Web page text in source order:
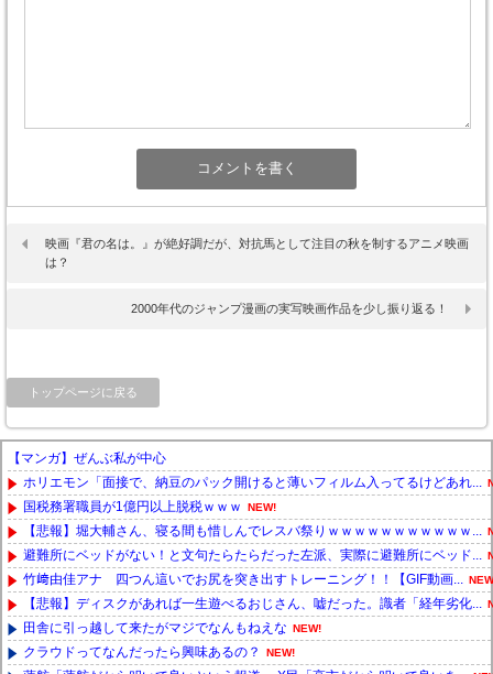
映画『君の名は。』が絶好調だが、対抗馬として注目の秋を制するアニメ映画
は？
2000年代のジャンプ漫画の実写映画作品を少し振り返る！
トップページに戻る
【マンガ】ぜんぶ私が中心
ホリエモン「面接で、納豆のパック開けると薄いフィルム入ってるけどあれ...
国税務署職員が1億円以上脱税ｗｗｗ NEW!
【悲報】堀大輔さん、寝る間も惜しんでレスバ祭りｗｗｗｗｗｗｗｗｗｗｗ...
避難所にベッドがない！と文句たらたらだった左派、実際に避難所にベッド...
竹﨑由佳アナ 四つん這いでお尻を突き出すトレーニング！！【GIF動画...
【悲報】ディスクがあれば一生遊べるおじさん、嘘だった。識者「経年劣化...
田舎に引っ越して来たがマジでなんもねえな NEW!
クラウドってなんだったら興味あるの？ NEW!